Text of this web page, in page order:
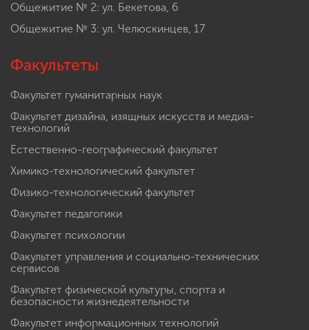
Общежитие № 2: ул. Бекетова, 6
Общежитие № 3: ул. Челюскинцев, 17
Факультеты
Факультет гуманитарных наук
Факультет дизайна, изящных искусств и медиа-
технологий
Естественно-географический факультет
Химико-технологический факультет
Физико-технологический факультет
Факультет педагогики
Факультет психологии
Факультет управления и социально-технических
сервисов
Факультет физической культуры, спорта и
безопасности жизнедеятельности
Факультет информационных технологий